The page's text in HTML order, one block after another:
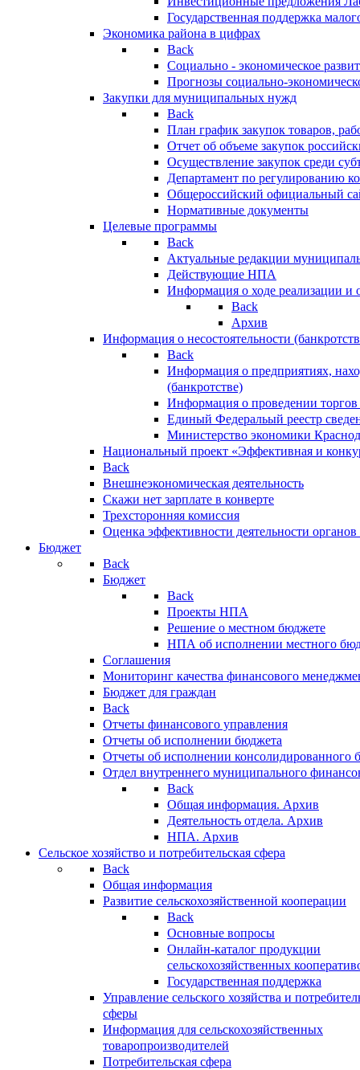
Государственная поддержка
Экономика района в цифрах
Back
Социально - экономическое
Прогнозы социально-
Закупки для муниципальных нужд
Back
План график закупок товаров,
Отчет об объеме закупок
Осуществление закупок среди
Департамент по регулированию
Общероссийский официальный
Нормативные документы
Целевые программы
Back
Актуальные редакции
Действующие НПА
Информация о ходе реализации
Back
Архив
Информация о несостоятельности
Back
Информация о предприятиях,
(банкротстве)
Информация о проведении
Единый Федеральый реестр
Министерство экономики
Национальный проект «Эффективная и
Back
Внешнеэкономическая деятельность
Скажи нет зарплате в конверте
Трехсторонняя комиссия
Оценка эффективности деятельности
Бюджет
Back
Бюджет
Back
Проекты НПА
Решение о местном бюджете
НПА об исполнении местного
Соглашения
Мониторинг качества финансового
Бюджет для граждан
Back
Отчеты финансового управления
Отчеты об исполнении бюджета
Отчеты об исполнении консолидированного
Отдел внутреннего муниципального
Back
Общая информация. Архив
Деятельность отдела. Архив
НПА. Архив
Сельское хозяйство и потребительская сфера
Back
Общая информация
Развитие сельскохозяйственной кооперации
Back
Основные вопросы
Онлайн-каталог продукции
сельскохозяйственных
Государственная поддержка
Управление сельского хозяйства и
сферы
Информация для сельскохозяйственных
товаропроизводителей
Потребительская сфера